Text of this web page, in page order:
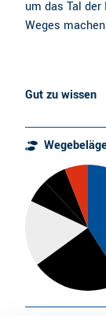
um das Tal
Weges
Gut zu wissen